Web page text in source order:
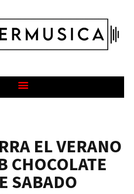
EL VERANO
CHOCOLATE
SABADO